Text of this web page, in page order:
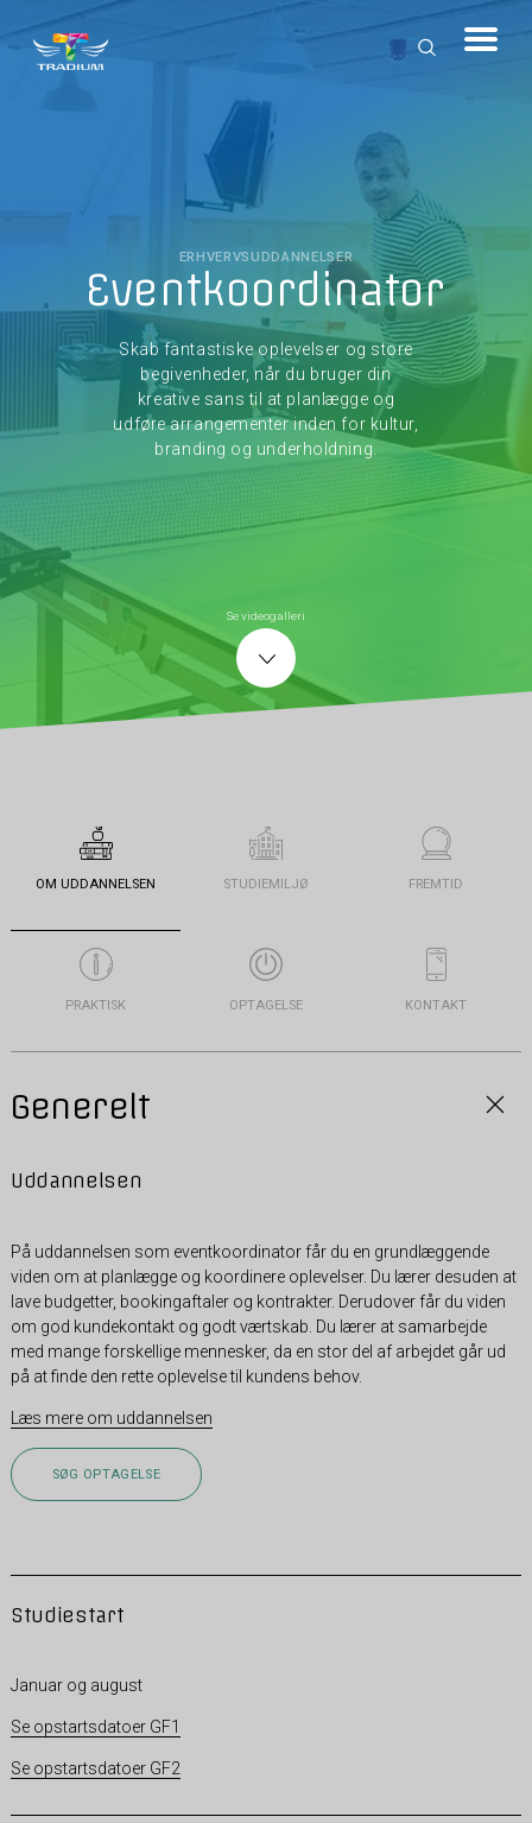
ERHVERVSUDDANNELSER
Eventkoordinator
Skab fantastiske oplevelser og store
begivenheder, når du bruger din
kreative sans til at planlægge og
udføre arrangementer inden for kultur,
branding og underholdning.
Se videogalleri
OM UDDANNELSEN STUDIEMILJØ FREMTID
PRAKTISK OPTAGELSE KONTAKT
Generelt
Uddannelsen
På uddannelsen som eventkoordinator får du en grundlæggende
viden om at planlægge og koordinere oplevelser. Du lærer desuden at
lave budgetter, bookingaftaler og kontrakter. Derudover får du viden
om god kundekontakt og godt værtskab. Du lærer at samarbejde
med mange forskellige mennesker, da en stor del af arbejdet går ud
på at finde den rette oplevelse til kundens behov.
Læs mere om uddannelsen
SØG OPTAGELSE
Studiestart
Januar og august
Se opstartsdatoer GF1
Se opstartsdatoer GF2